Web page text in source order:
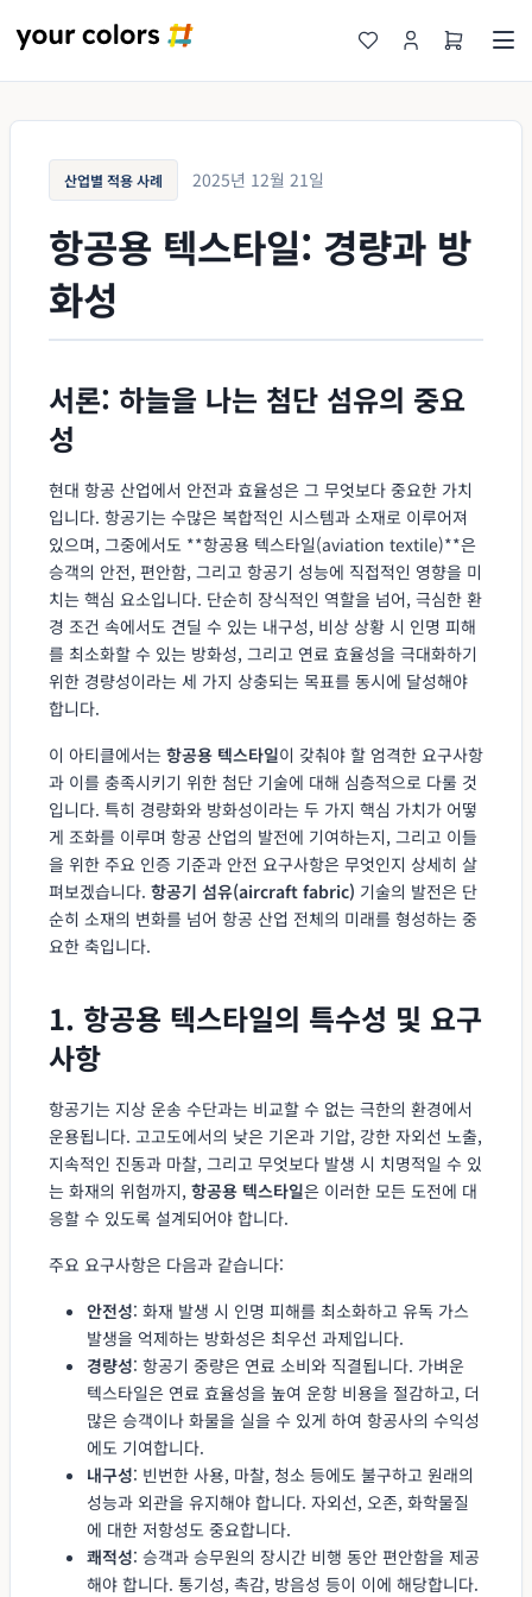
산업별 적용 사례 2025년 12월 21일
항공용 텍스타일: 경량과 방
화성
서론: 하늘을 나는 첨단 섬유의 중요
성
현대 항공 산업에서 안전과 효율성은 그 무엇보다 중요한 가치
입니다. 항공기는 수많은 복합적인 시스템과 소재로 이루어져
있으며, 그중에서도 **항공용 텍스타일(aviation textile)**은
승객의 안전, 편안함, 그리고 항공기 성능에 직접적인 영향을 미
치는 핵심 요소입니다. 단순히 장식적인 역할을 넘어, 극심한 환
경 조건 속에서도 견딜 수 있는 내구성, 비상 상황 시 인명 피해
를 최소화할 수 있는 방화성, 그리고 연료 효율성을 극대화하기
위한 경량성이라는 세 가지 상충되는 목표를 동시에 달성해야
합니다.
이 아티클에서는 항공용 텍스타일이 갖춰야 할 엄격한 요구사항
과 이를 충족시키기 위한 첨단 기술에 대해 심층적으로 다룰 것
입니다. 특히 경량화와 방화성이라는 두 가지 핵심 가치가 어떻
게 조화를 이루며 항공 산업의 발전에 기여하는지, 그리고 이들
을 위한 주요 인증 기준과 안전 요구사항은 무엇인지 상세히 살
펴보겠습니다. 항공기 섬유(aircraft fabric) 기술의 발전은 단
순히 소재의 변화를 넘어 항공 산업 전체의 미래를 형성하는 중
요한 축입니다.
1. 항공용 텍스타일의 특수성 및 요구
사항
항공기는 지상 운송 수단과는 비교할 수 없는 극한의 환경에서
운용됩니다. 고고도에서의 낮은 기온과 기압, 강한 자외선 노출,
지속적인 진동과 마찰, 그리고 무엇보다 발생 시 치명적일 수 있
는 화재의 위험까지, 항공용 텍스타일은 이러한 모든 도전에 대
응할 수 있도록 설계되어야 합니다.
주요 요구사항은 다음과 같습니다:
안전성: 화재 발생 시 인명 피해를 최소화하고 유독 가스
발생을 억제하는 방화성은 최우선 과제입니다.
경량성: 항공기 중량은 연료 소비와 직결됩니다. 가벼운
텍스타일은 연료 효율성을 높여 운항 비용을 절감하고, 더
많은 승객이나 화물을 실을 수 있게 하여 항공사의 수익성
에도 기여합니다.
내구성: 빈번한 사용, 마찰, 청소 등에도 불구하고 원래의
성능과 외관을 유지해야 합니다. 자외선, 오존, 화학물질
에 대한 저항성도 중요합니다.
쾌적성: 승객과 승무원의 장시간 비행 동안 편안함을 제공
해야 합니다. 통기성, 촉감, 방음성 등이 이에 해당합니다.